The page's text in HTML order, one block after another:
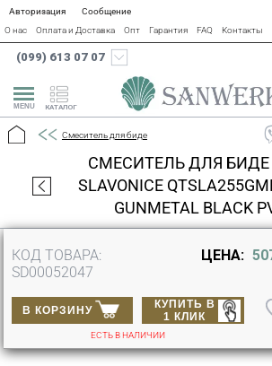
Авторизация
Сообщение
О нас
Оплата и Доставка Опт Гарантия FAQ Контакты
(099) 613 07 07
КАТАЛОГ
Смеситель для биде
СМЕСИТЕЛЬ ДЛЯ БИДЕ
SLAVONICE
GUNMETAL BLACK
КОД ТОВАРА:
SD00052047
ЦЕНА:
В КОРЗИНУ
КУПИТЬ В
1 КЛИК
ЕСТЬ В НАЛИЧИИ